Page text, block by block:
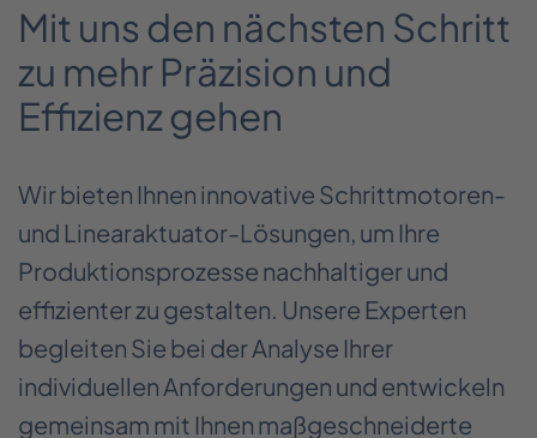
_
__
Mit uns den nächsten Schritt
zu mehr Präzision und
Effizienz gehen
Wir bieten Ihnen innovative Schrittmotoren-
und Linearaktuator-Lösungen, um Ihre
Produktionsprozesse nachhaltiger und
effizienter zu gestalten. Unsere Experten
begleiten Sie bei der Analyse Ihrer
individuellen Anforderungen und entwickeln
gemeinsam mit Ihnen maßgeschneiderte